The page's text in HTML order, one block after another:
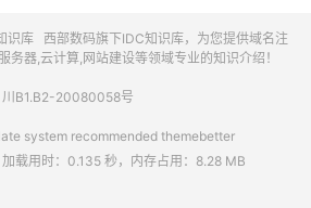
识库 西部数码旗下IDC知识库，为您提供域名注
务器,云计算,网站建设等领域专业的知识介绍！
川B1.B2-20080058号
system recommended themebetter
载用时：0.135 秒，内存占用：8.28 MB